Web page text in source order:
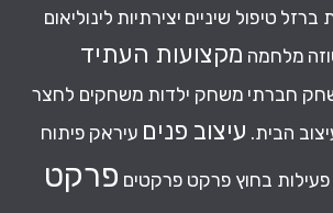
ברזל טיפול שיניים יצירתיות לינוליאום
מלחמה מקצועות העתיד
חברתי משחק ילדות משחקים לחצר
הבית. עיצוב פנים עיראק פיתוח
פעילות בחוץ פרקט פרקטים פרקט